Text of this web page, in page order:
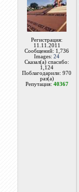
Регистрация:
11.11.2011
Сообщений: 1,736
Images:24
Сказал(а) спасибо:
1,124
Поблагодарили: 970
раз(а)
Репутация: 40367